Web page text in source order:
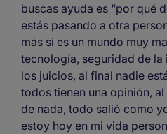
buscas ayuda es “por qué
estás pasando a otra
más si es un mundo muy
tecnología, seguridad de
los juicios, al final nadie
todos tienen una opinión,
de nada, todo salió como
estoy hoy en mi vida